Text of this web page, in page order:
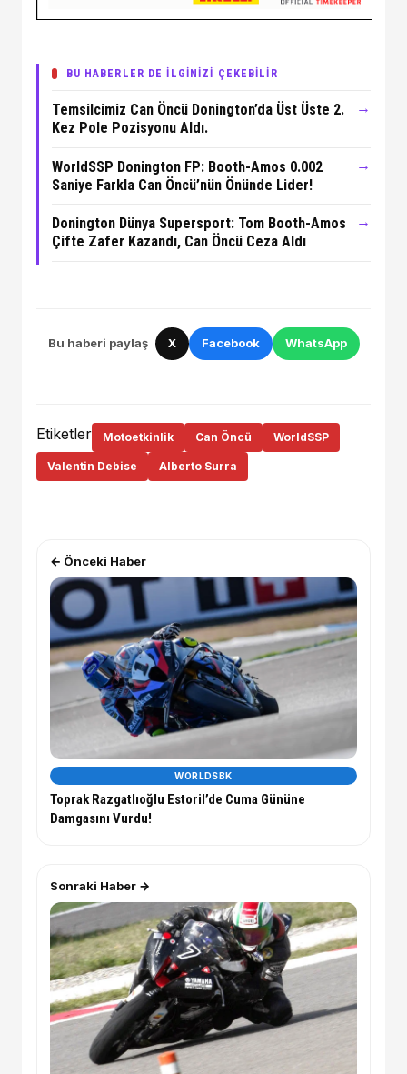
BU HABERLER DE İLGİNİZİ ÇEKEBİLİR
Temsilcimiz Can Öncü Donington’da Üst Üste 2.
Kez Pole Pozisyonu Aldı.
→
WorldSSP Donington FP: Booth-Amos 0.002
Saniye Farkla Can Öncü’nün Önünde Lider!
→
Donington Dünya Supersport: Tom Booth-Amos
Çifte Zafer Kazandı, Can Öncü Ceza Aldı
→
Bu haberi paylaş X Facebook WhatsApp
Etiketler Motoetkinlik Can Öncü WorldSSP
Valentin Debise Alberto Surra
← Önceki Haber
WORLDSBK
Toprak Razgatlıoğlu Estoril’de Cuma Gününe
Damgasını Vurdu!
Sonraki Haber →